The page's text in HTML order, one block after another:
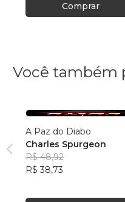
Comprar
Você também
A Paz do Diabo
Charles Spurgeon
R$ 48,92
R$ 38,73